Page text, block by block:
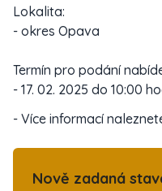
Lokalita:
- okres Opava
Termín pro podání
- 17. 02. 2025 do 10:00
- Více informací
Nově zadaná